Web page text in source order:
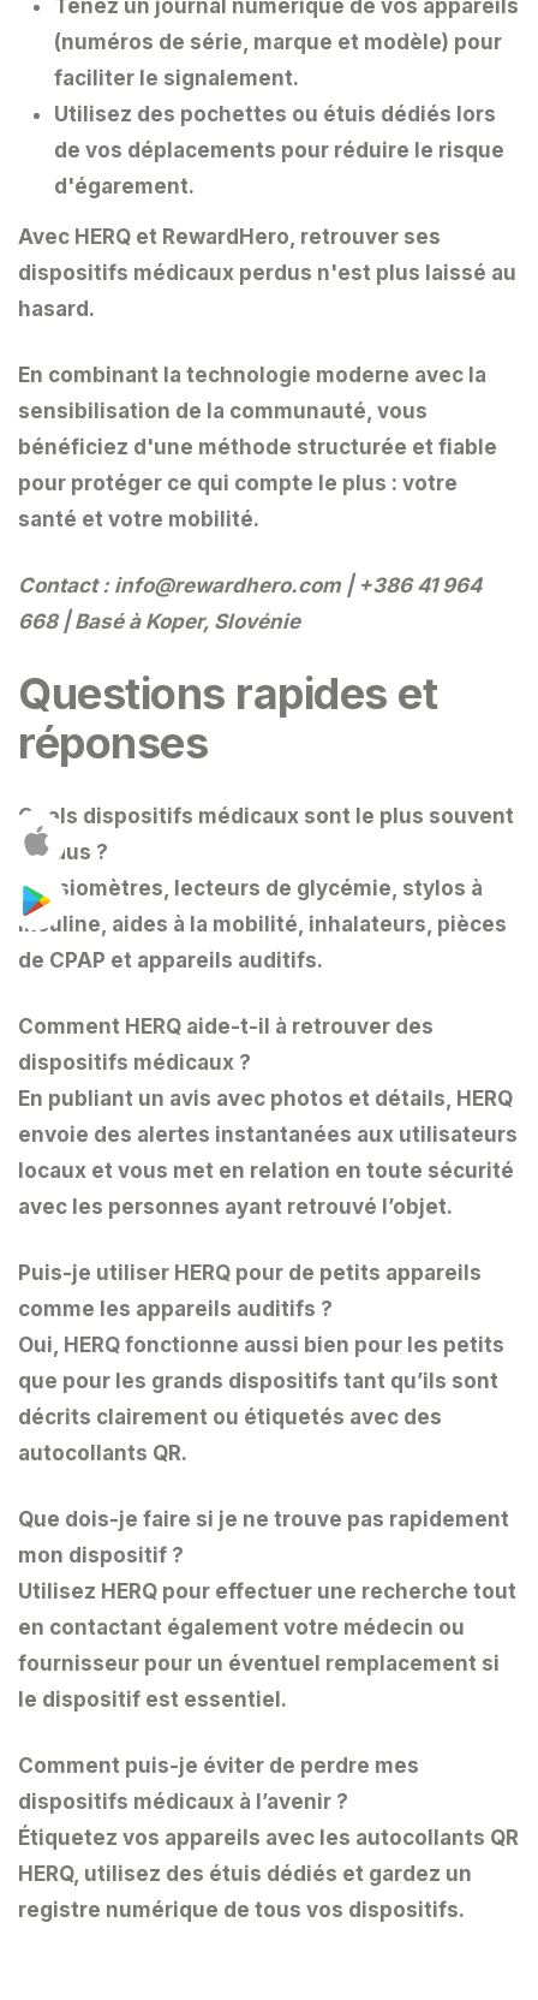
Tenez un journal numérique de vos appareils
(numéros de série, marque et modèle) pour
faciliter le signalement.
Utilisez des pochettes ou étuis dédiés lors
de vos déplacements pour réduire le risque
d'égarement.
Avec HERQ et RewardHero , retrouver ses
dispositifs médicaux perdus n'est plus laissé au
hasard.
En combinant la technologie moderne avec la
sensibilisation de la communauté, vous
bénéficiez d'une méthode structurée et fiable
pour protéger ce qui compte le plus : votre
santé et votre mobilité.
Contact : info@rewardhero.com | +386 41 964
668 | Basé à Koper, Slovénie
Questions rapides et
réponses
Quels dispositifs médicaux sont le plus souvent
perdus ?
Tensiomètres, lecteurs de glycémie, stylos à
insuline, aides à la mobilité, inhalateurs, pièces
de CPAP et appareils auditifs.
Comment HERQ aide-t-il à retrouver des
dispositifs médicaux ?
En publiant un avis avec photos et détails, HERQ
envoie des alertes instantanées aux utilisateurs
locaux et vous met en relation en toute sécurité
avec les personnes ayant retrouvé l’objet.
Puis-je utiliser HERQ pour de petits appareils
comme les appareils auditifs ?
Oui, HERQ fonctionne aussi bien pour les petits
que pour les grands dispositifs tant qu’ils sont
décrits clairement ou étiquetés avec des
autocollants QR.
Que dois-je faire si je ne trouve pas rapidement
mon dispositif ?
Utilisez HERQ pour effectuer une recherche tout
en contactant également votre médecin ou
fournisseur pour un éventuel remplacement si
le dispositif est essentiel.
Comment puis-je éviter de perdre mes
dispositifs médicaux à l’avenir ?
Étiquetez vos appareils avec les autocollants QR
HERQ, utilisez des étuis dédiés et gardez un
registre numérique de tous vos dispositifs.